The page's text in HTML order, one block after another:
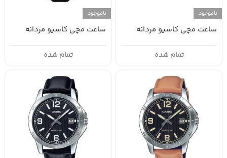
ناموجود
ساعت مچی کاسیو مردانه
تمام شده
ناموجود
ساعت مچی کاسیو مردانه
تمام شده